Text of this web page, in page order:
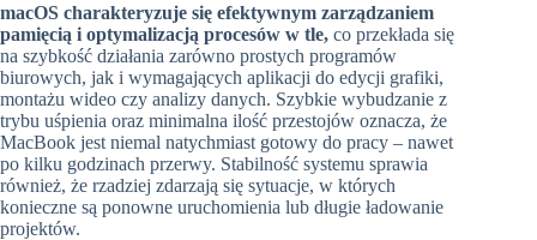
macOS charakteryzuje się efektywnym zarządzaniem
pamięcią i optymalizacją procesów w tle, co przekłada się
na szybkość działania zarówno prostych programów
biurowych, jak i wymagających aplikacji do edycji grafiki,
montażu wideo czy analizy danych. Szybkie wybudzanie z
trybu uśpienia oraz minimalna ilość przestojów oznacza, że
MacBook jest niemal natychmiast gotowy do pracy – nawet
po kilku godzinach przerwy. Stabilność systemu sprawia
również, że rzadziej zdarzają się sytuacje, w których
konieczne są ponowne uruchomienia lub długie ładowanie
projektów.